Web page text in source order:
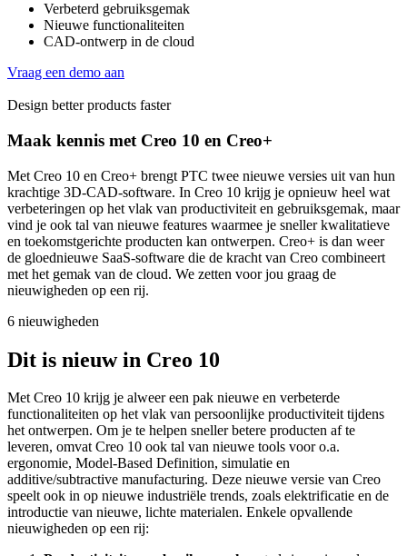
Verbeterd gebruiksgemak
Nieuwe functionaliteiten
CAD-ontwerp in de cloud
Vraag een demo aan
Design better products faster
Maak kennis met Creo 10 en Creo+
Met Creo 10 en Creo+ brengt PTC twee nieuwe versies uit van hun
krachtige 3D-CAD-software. In Creo 10 krijg je opnieuw heel wat
verbeteringen op het vlak van productiviteit en gebruiksgemak, maar
vind je ook tal van nieuwe features waarmee je sneller kwalitatieve
en toekomstgerichte producten kan ontwerpen. Creo+ is dan weer
de gloednieuwe SaaS-software die de kracht van Creo combineert
met het gemak van de cloud. We zetten voor jou graag de
nieuwigheden op een rij.
6 nieuwigheden
Dit is nieuw in Creo 10
Met Creo 10 krijg je alweer een pak nieuwe en verbeterde
functionaliteiten op het vlak van persoonlijke productiviteit tijdens
het ontwerpen. Om je te helpen sneller betere producten af te
leveren, omvat Creo 10 ook tal van nieuwe tools voor o.a.
ergonomie, Model-Based Definition, simulatie en
additive/subtractive manufacturing. Deze nieuwe versie van Creo
speelt ook in op nieuwe industriële trends, zoals elektrificatie en de
introductie van nieuwe, lichte materialen. Enkele opvallende
nieuwigheden op een rij: